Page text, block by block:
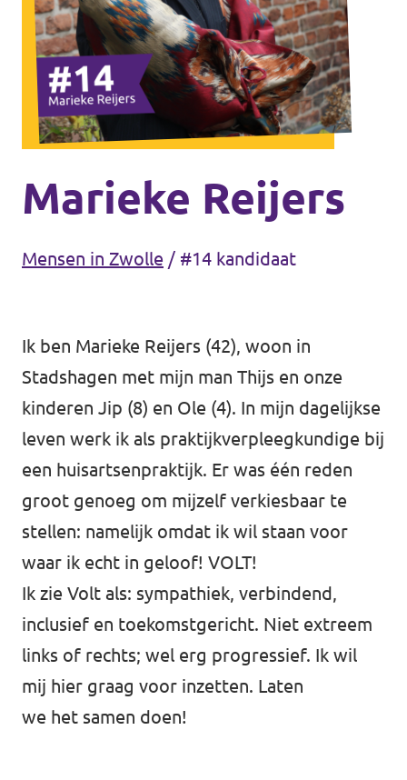
Agenda
Gemeenteraadsverkiezingen 2026
Doneer
Almelo
Enschede
Hengelo
Zwolle
Marieke Reijers
Mensen in Zwolle / #14 kandidaat
Ik ben Marieke Reijers (42), woon in
Stadshagen met mijn man Thijs en onze
kinderen Jip (8) en Ole (4). In mijn dagelijkse
leven werk ik als praktijkverpleegkundige bij
een huisartsenpraktijk. Er was één reden
groot genoeg om mijzelf verkiesbaar te
stellen: namelijk omdat ik wil staan voor
waar ik echt in geloof! VOLT!
Ik zie Volt als: sympathiek, verbindend,
inclusief en toekomstgericht. Niet extreem
links of rechts; wel erg progressief. Ik wil
mij hier graag voor inzetten. Laten
we het samen doen!